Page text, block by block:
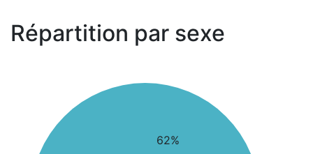
Répartition par sexe
62%